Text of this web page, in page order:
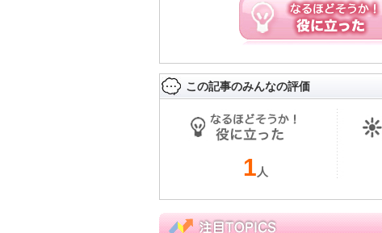
この記事のみんなの評価
1人